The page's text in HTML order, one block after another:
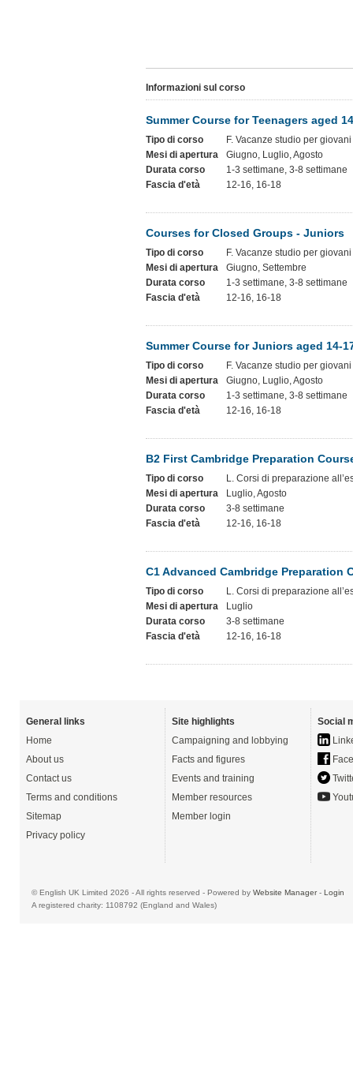
Informazioni sul corso
Summer Course for Teenagers aged
Tipo di corso
F. Vacanze studio per giovani
Mesi di apertura
Giugno, Luglio, Agosto
Durata corso
1-3 settimane, 3-8 settimane
Fascia d'età
12-16, 16-18
Courses for Closed Groups - Juniors
Tipo di corso
F. Vacanze studio per giovani
Mesi di apertura
Giugno, Settembre
Durata corso
1-3 settimane, 3-8 settimane
Fascia d'età
12-16, 16-18
Summer Course for Juniors aged 14-
Tipo di corso
F. Vacanze studio per giovani
Mesi di apertura
Giugno, Luglio, Agosto
Durata corso
1-3 settimane, 3-8 settimane
Fascia d'età
12-16, 16-18
B2 First Cambridge Preparation
Tipo di corso
L. Corsi di preparazione
Mesi di apertura
Luglio, Agosto
Durata corso
3-8 settimane
Fascia d'età
12-16, 16-18
C1 Advanced Cambridge Preparation
Tipo di corso
L. Corsi di preparazione
Mesi di apertura
Luglio
Durata corso
3-8 settimane
Fascia d'età
12-16, 16-18
General links
Home
About us
Contact us
Terms and conditions
Sitemap
Privacy policy
Site highlights
Campaigning and lobbying
Facts and figures
Events and training
Member resources
Member login
Social
© English UK Limited 2026 - All rights reserved - Powered by Website Manager- Login
A registered charity: 1108792 (England and Wales)